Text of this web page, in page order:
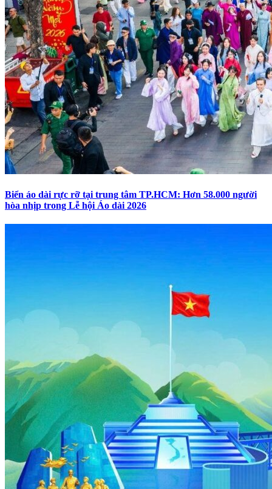
Biển áo dài rực rỡ tại trung tâm TP.HCM: Hơn 58.000 người
hòa nhịp trong Lễ hội Áo dài 2026